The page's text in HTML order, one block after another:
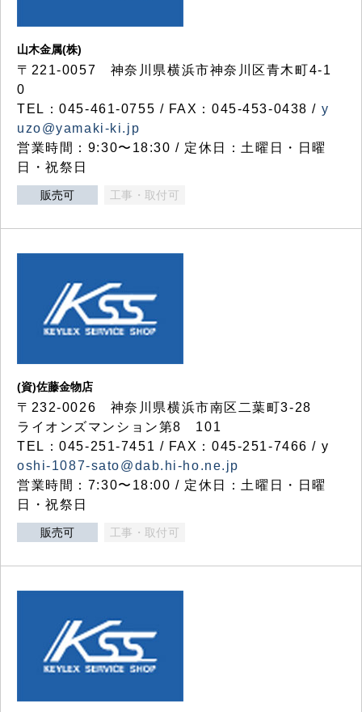
山木金属(株)
〒221-0057 神奈川県横浜市神奈川区青木町4-1
0
TEL：045-461-0755 / FAX：045-453-0438 / y
uzo@yamaki-ki.jp
営業時間：9:30〜18:30 / 定休日：土曜日・日曜
日・祝祭日
販売可 工事・取付可
(資)佐藤金物店
〒232-0026 神奈川県横浜市南区二葉町3-28
ライオンズマンション第8 101
TEL：045-251-7451 / FAX：045-251-7466 / y
oshi-1087-sato@dab.hi-ho.ne.jp
営業時間：7:30〜18:00 / 定休日：土曜日・日曜
日・祝祭日
販売可 工事・取付可